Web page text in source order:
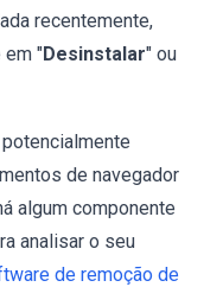
recentemente,
em "Desinstalar" ou
de navegador
algum componente
analisar o seu
de remoção de